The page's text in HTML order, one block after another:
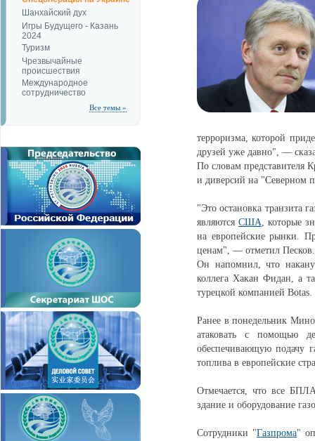
Шанхайский дух
Игры Будущего - Казань
2024
Туризм
Чрезвычайные
происшествия
Международное
сотрудничество
Все темы »
терроризма, которой
друзей уже давно", —
По словам представителя
и диверсий на "Северном
"Это остановка транзита
являются США, которые
на европейские рынки.
ценам", — отметил Песков.
Он напомнил, что
коллега Хакан Фидан, а
турецкой компанией Botas.
Ранее в понедельник
атаковать с помощью
обеспечивающую подачу
топлива в европейские
Отмечается, что все
здание и оборудование
Сотрудники "Газпрома"